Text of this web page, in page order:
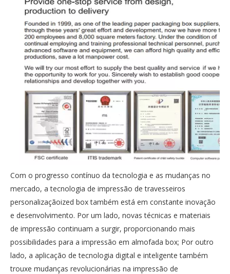
Com o progresso contínuo da tecnologia e as mudanças no
mercado, a tecnologia de impressão de travesseiros
personalizaçãoized box também está em constante inovação
e desenvolvimento. Por um lado, novas técnicas e materiais
de impressão continuam a surgir, proporcionando mais
possibilidades para a impressão em almofada box; Por outro
lado, a aplicação de tecnologia digital e inteligente também
trouxe mudanças revolucionárias na impressão de